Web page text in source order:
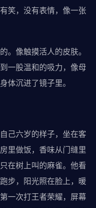
笑，没有表情，像一张
像触摸活人的皮肤。
一股温和的吸力，像母
体沉进了镜子里。
六岁的样子，坐在客
里做饭，香味从门缝里
在树上叫的麻雀。他看
步，阳光照在脸上，暖
一次打王者荣耀，屏幕